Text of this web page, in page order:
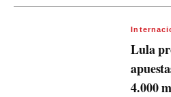
Lula
4.000